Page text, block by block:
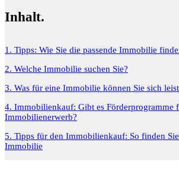
Inhalt.
1. Tipps: Wie Sie die passende Immobilie
2. Welche Immobilie suchen Sie?
3. Was für eine Immobilie können Sie sich
4. Immobilienkauf: Gibt es Förderprogramme
Immobilienerwerb?
5. Tipps für den Immobilienkauf: So finden Sie
Immobilie